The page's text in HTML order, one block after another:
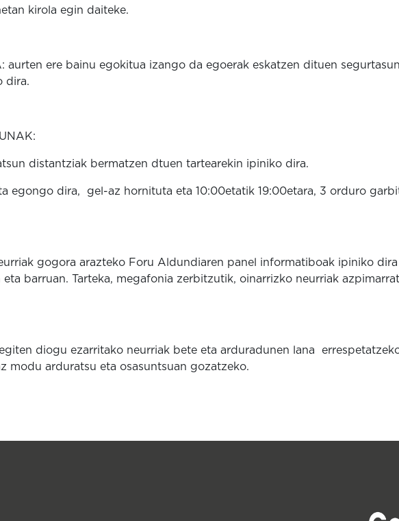
kirola egin daiteke.
aurten ere bainu egokitua izango da egoerak eskatzen dituen segurtasun
dira.
distantziak bermatzen dtuen tartearekin ipiniko dira.
egongo dira, gel-az hornituta eta 10:00etatik 19:00etara, 3 orduro
gogora arazteko Foru Aldundiaren panel informatiboak ipiniko dira
eta barruan. Tarteka, megafonia zerbitzutik, oinarrizko neurriak
diogu ezarritako neurriak bete eta arduradunen lana
modu arduratsu eta osasuntsuan gozatzeko.